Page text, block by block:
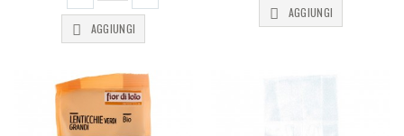
AGGIUNGI
AGGIUNGI